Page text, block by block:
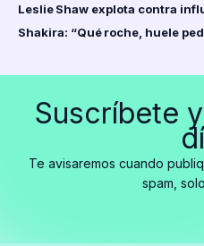
Leslie Shaw explota contra
Shakira: “Qué roche, huele
Suscríbete
Te avisaremos cuando
spam,